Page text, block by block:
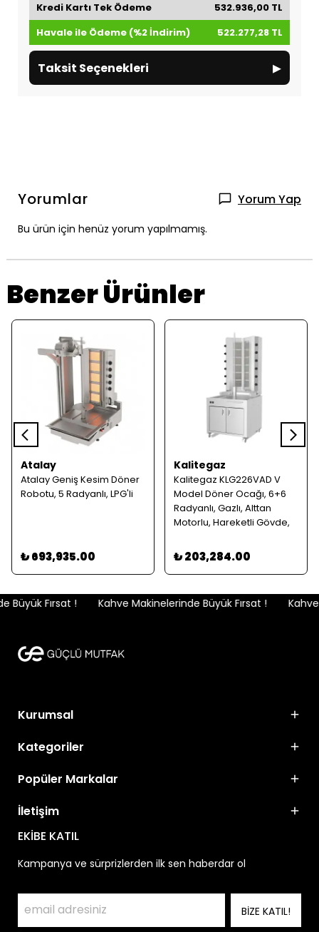
Kredi Kartı Tek Ödeme
532.936,00 TL
Havale ile Ödeme (%2 İndirim)
522.277,28 TL
Taksit Seçenekleri ▸
Yorumlar Yorum Yap
Bu ürün için henüz yorum yapılmamış.
Benzer Ürünler
Atalay
Atalay Geniş Kesim Döner
Robotu, 5 Radyanlı, LPG'li
₺ 693,935.00
Kalitegaz
Kalitegaz KLG226VAD V
Model Döner Ocağı, 6+6
Radyanlı, Gazlı, Alttan
Motorlu, Hareketli Gövde,
₺ 203,284.00
Fırsat ! Kahve Makinelerinde Büyük Fırsat !
Kurumsal
Kategoriler
Popüler Markalar
İletişim
EKİBE KATIL
Kampanya ve sürprizlerden ilk sen haberdar ol
BİZE KATIL!